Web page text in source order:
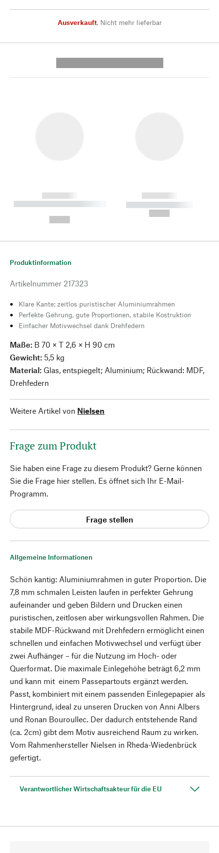
Ausverkauft, Nicht mehr lieferbar
------------
----------- ----------- --------
------------
----------- -----------
Allgemeine Informationen
Schön kantig: Aluminiumrahmen in guter Proportion. Die
7,8 mm schmalen Leisten laufen in perfekter Gehrung
aufeinander und geben Bildern und Drucken einen
puristischen, zeitlosen aber wirkungsvollen Rahmen. Die
stabile MDF-Rückwand mit Drehfedern ermöglicht einen
schnellen und einfachen Motivwechsel und verfügt über
zwei Aufhänger – für die Nutzung im Hoch- oder
Querformat. Die maximale Einlegehöhe beträgt 6,2 mm
und kann mit einem Passepartouts ergänzt werden.
Passt, kombiniert mit einem passenden Einlegepapier als
Hintergrund, ideal zu unseren Drucken von Anni Albers
und Ronan Bouroullec. Der dadurch entstehende Rand
(ca. 2cm) gibt dem Motiv ausreichend Raum zu wirken.
Vom Rahmenhersteller Nielsen in Rheda-Wiedenbrück
gefertigt.
Verantwortlicher Wirtschaftsakteur für die EU
Produktinformation
Artikelnummer 217323
Klare Kante: zeitlos puristischer Aluminiumrahmen
Perfekte Gehrung, gute Proportionen, stabile Kostruktion
Einfacher Motivwechsel dank Drehfedern
Maße: B 70 × T 2,6 × H 90 cm
Gewicht: 5,5 kg
Material: Glas, entspiegelt; Aluminium; Rückwand: MDF,
Drehfedern
Weitere Artikel von Nielsen
Frage zum Produkt
Sie haben eine Frage zu diesem Produkt? Gerne können
Sie die Frage hier stellen. Es öffnet sich Ihr E-Mail-
Programm.
Frage stellen